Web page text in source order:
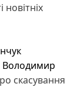
Володимир
скасування